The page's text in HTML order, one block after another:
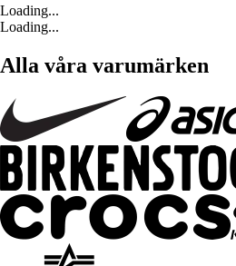
Loading...
Loading...
Alla våra varumärken